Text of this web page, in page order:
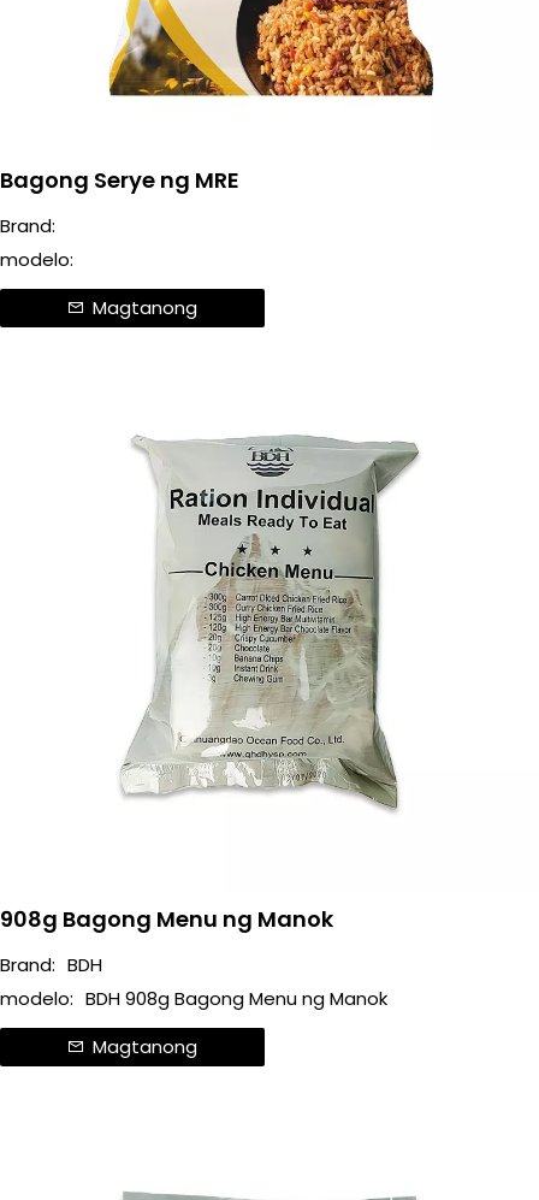
Bagong Serye ng MRE
Brand:
modelo:
Magtanong
908g Bagong Menu ng Manok
Brand: BDH
modelo: BDH 908g Bagong Menu ng Manok
Magtanong